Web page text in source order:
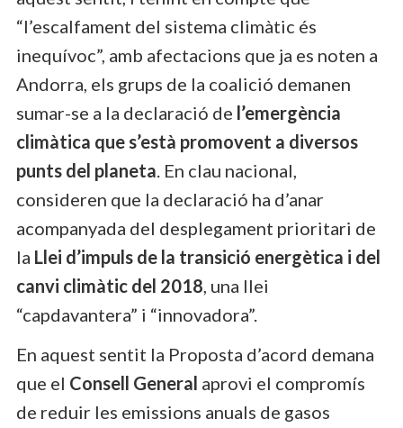
“l’escalfament del sistema climàtic és
inequívoc”, amb afectacions que ja es noten a
Andorra, els grups de la coalició demanen
sumar-se a la declaració de l’emergència
climàtica que s’està promovent a diversos
punts del planeta. En clau nacional,
consideren que la declaració ha d’anar
acompanyada del desplegament prioritari de
la Llei d’impuls de la transició energètica i del
canvi climàtic del 2018, una llei
“capdavantera” i “innovadora”.
En aquest sentit la Proposta d’acord demana
que el Consell General aprovi el compromís
de reduir les emissions anuals de gasos